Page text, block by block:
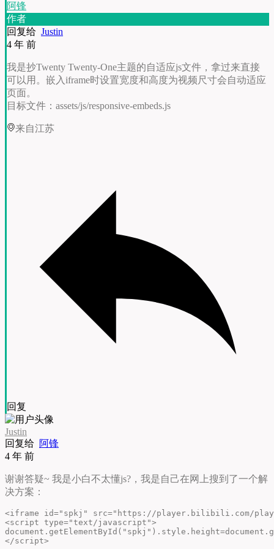
阿锋
作者
回复给 Justin
4 年 前
我是抄Twenty Twenty-One主题的自适应js文件，拿过来直接
可以用。嵌入iframe时设置宽度和高度为视频尺寸会自动适应
页面。
目标文件：assets/js/responsive-embeds.js
来自江苏
回复
Justin
回复给 阿锋
4 年 前
谢谢答疑~ 我是小白不太懂js?，我是自己在网上搜到了一个解
决方案：
<iframe id="spkj" src="https://player.bilibili.com/
<script type="text/javascript">